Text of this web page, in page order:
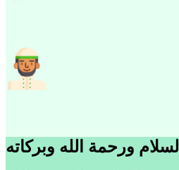
ورحمة الله وبركاته